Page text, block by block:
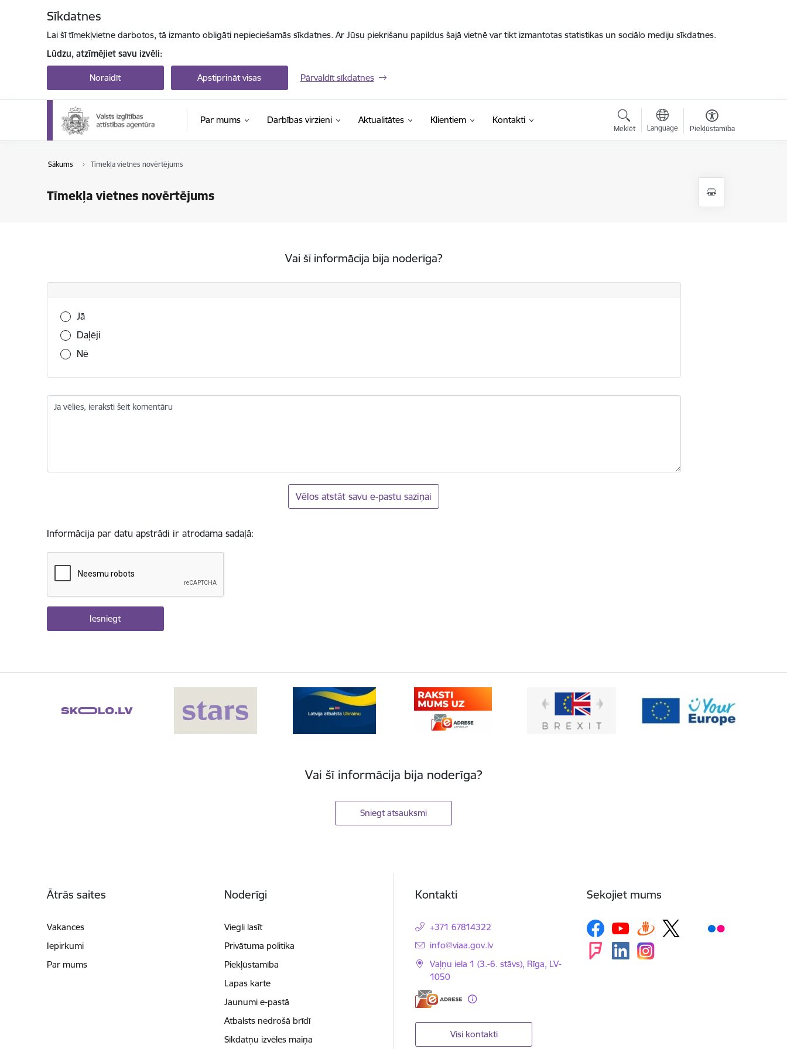
Sīkdatnes
Lai šī tīmekļvietne darbotos, tā izmanto obligāti nepieciešamās sīkdatnes. Ar Jūsu piekrišanu papildus šajā vietnē var tikt izmantotas statistikas un sociālo mediju sīkdatnes.
Lūdzu, atzīmējiet savu izvēli:
Noraidīt Apstiprināt visas Pārvaldīt sīkdatnes
Par mums Darbības virzieni Aktualitātes Klientiem Kontakti
Meklēt Language Piekļūstamība
Sākums Tīmekļa vietnes novērtējums
Tīmekļa vietnes novērtējums
Vai šī informācija bija noderīga?
Vai šī informācija bija noderīga?
Jā
Daļēji
Nē
Ja vēlies, ieraksti šeit komentāru
Vēlos atstāt savu e-pastu saziņai
Informācija par datu apstrādi ir atrodama sadaļā:
Vai šī informācija bija noderīga?
Sniegt atsauksmi
Ātrās saites
Vakances
Iepirkumi
Par mums
Noderīgi
Viegli lasīt
Privātuma politika
Piekļūstamība
Lapas karte
Jaunumi e-pastā
Atbalsts nedrošā brīdī
Sīkdatņu izvēles maiņa
Kontakti
+371 67814322
E-pasts:
info@viaa.gov.lv
Vaļņu iela 1 (3.-6. stāvs), Rīga, LV-
1050
Visi kontakti
Sekojiet mums